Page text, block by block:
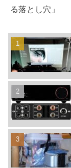
る落とし穴」